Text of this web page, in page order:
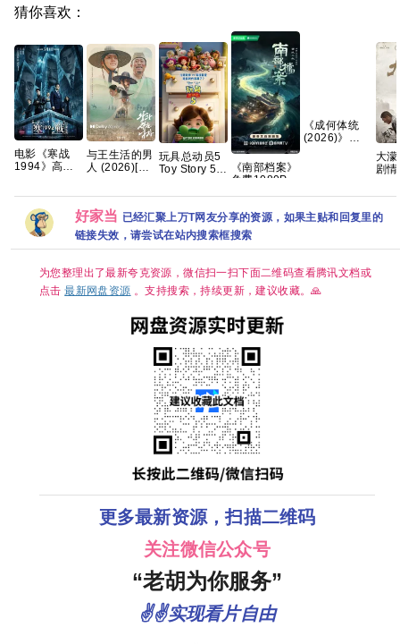
猜你喜欢：
电影《寒战
1994》高清
与王生活的男
人 (2026)[韩
玩具总动员5
Toy Story 5
喜剧 / 动画 /
克
《南部档案》
免费1080P高
《成何体统
(2026)》
全】
【310G】
【夸克/百
大
剧
夸
好家当 已经汇聚上万T网友分享的资源，如果主贴和回复里的
链接失效，请尝试在站内搜索框搜索
为您整理出了最新夸克资源，微信扫一扫下面二维码查看腾讯文档或
点击最新网盘资源 。支持搜索，持续更新，建议收藏。🙏
更多最新资源，扫描二维码
关注微信公众号
“老胡为你服务”
✌✌实现看片自由